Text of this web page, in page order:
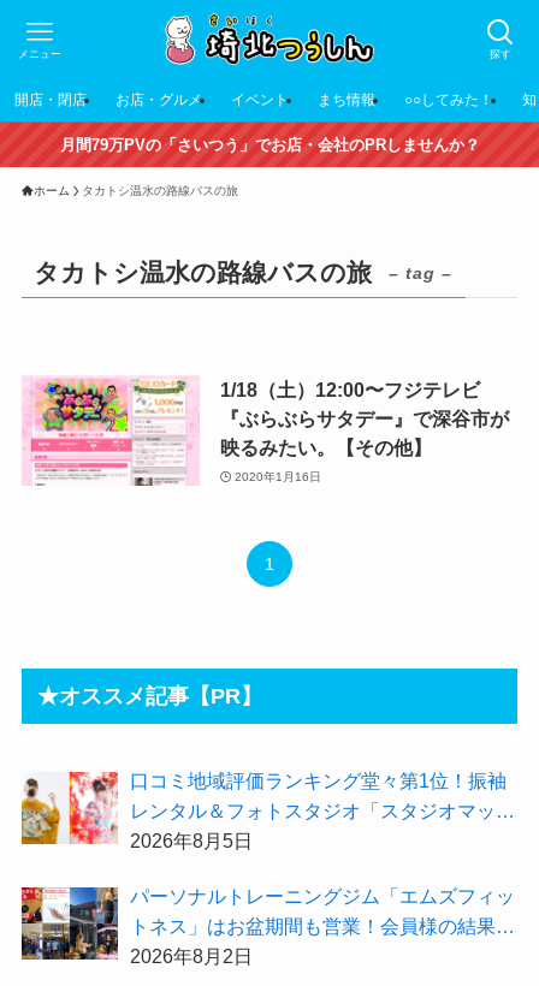
探す
メニュー
開店・閉店 お店・グルメ イベント まち情報 ○○してみた！
月間79万PVの「さいつう」でお店・会社のPRしませんか？
ホーム タカトシ温水の路線バスの旅
タカトシ温水の路線バスの旅 – tag –
1/18（土）12:00〜フジテレビ
『ぶらぶらサタデー』で深谷市が
映るみたい。【その他】
2020年1月16日
1
★オススメ記事【PR】
⼝コミ地域評価ランキング堂々第1位！振袖
レンタル＆フォトスタジオ「スタジオマック
ス」がお得な『2026年8月限定キャンペー
2026年8月5日
パーソナルトレーニングジム「エムズフィッ
トネス」はお盆期間も営業！会員様の結果を
大公開★
2026年8月2日